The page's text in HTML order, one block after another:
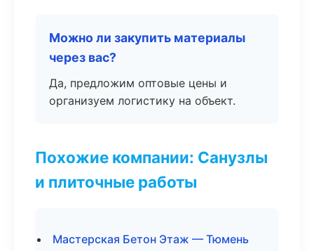
Можно ли закупить материалы
через вас?
Да, предложим оптовые цены и
организуем логистику на объект.
Похожие компании: Санузлы
и плиточные работы
Мастерская Бетон Этаж — Тюмень